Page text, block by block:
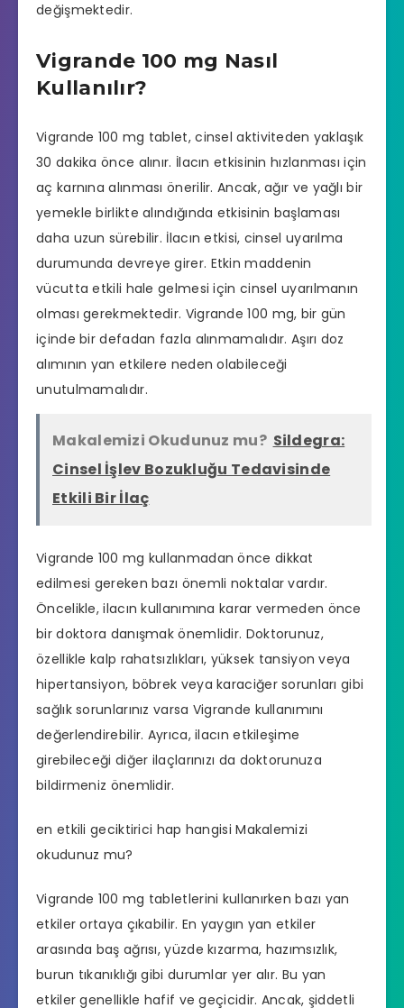
değişmektedir.
Vigrande 100 mg Nasıl
Kullanılır?
Vigrande 100 mg tablet, cinsel aktiviteden yaklaşık
30 dakika önce alınır. İlacın etkisinin hızlanması için
aç karnına alınması önerilir. Ancak, ağır ve yağlı bir
yemekle birlikte alındığında etkisinin başlaması
daha uzun sürebilir. İlacın etkisi, cinsel uyarılma
durumunda devreye girer. Etkin maddenin
vücutta etkili hale gelmesi için cinsel uyarılmanın
olması gerekmektedir. Vigrande 100 mg, bir gün
içinde bir defadan fazla alınmamalıdır. Aşırı doz
alımının yan etkilere neden olabileceği
unutulmamalıdır.
Makalemizi Okudunuz mu? Sildegra:
Cinsel İşlev Bozukluğu Tedavisinde
Etkili Bir İlaç
Vigrande 100 mg kullanmadan önce dikkat
edilmesi gereken bazı önemli noktalar vardır.
Öncelikle, ilacın kullanımına karar vermeden önce
bir doktora danışmak önemlidir. Doktorunuz,
özellikle kalp rahatsızlıkları, yüksek tansiyon veya
hipertansiyon, böbrek veya karaciğer sorunları gibi
sağlık sorunlarınız varsa Vigrande kullanımını
değerlendirebilir. Ayrıca, ilacın etkileşime
girebileceği diğer ilaçlarınızı da doktorunuza
bildirmeniz önemlidir.
en etkili geciktirici hap hangisi Makalemizi
okudunuz mu?
Vigrande 100 mg tabletlerini kullanırken bazı yan
etkiler ortaya çıkabilir. En yaygın yan etkiler
arasında baş ağrısı, yüzde kızarma, hazımsızlık,
burun tıkanıklığı gibi durumlar yer alır. Bu yan
etkiler genellikle hafif ve geçicidir. Ancak, şiddetli